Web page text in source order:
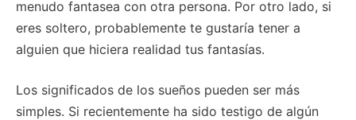
menudo fantasea con otra persona. Por otro lado, si
eres soltero, probablemente te gustaría tener a
alguien que hiciera realidad tus fantasías.
Los significados de los sueños pueden ser más
simples. Si recientemente ha sido testigo de algún